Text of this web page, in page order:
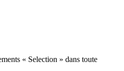
« Selection » dans toute